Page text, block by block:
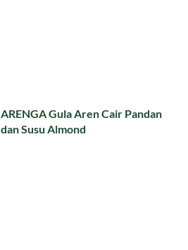
ARENGA Gula Aren Cair Pandan
dan Susu Almond